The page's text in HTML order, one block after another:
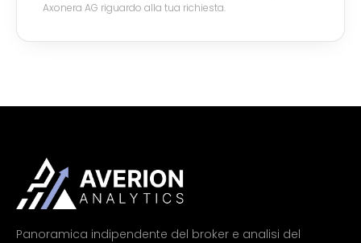
Axonera AG riguardo alla tua richiesta.
Panoramica indipendente del broker e analisi del